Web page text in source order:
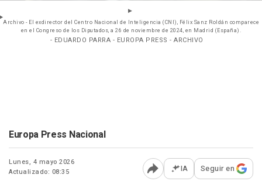
Archivo - El exdirector del Centro Nacional de Inteligencia (CNI), Félix Sanz Roldán comparece
en el Congreso de los Diputados, a 26 de noviembre de 2024, en Madrid (España).
- EDUARDO PARRA - EUROPA PRESS - ARCHIVO
Europa Press Nacional
Lunes, 4 mayo 2026
Actualizado: 08:35
Abrir opciones para
IA Seguir en